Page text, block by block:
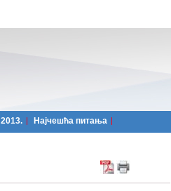
Најчешћa питања